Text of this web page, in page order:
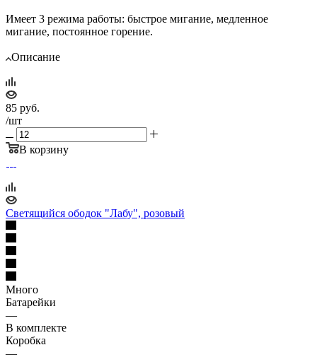
Имеет 3 режима работы: быстрое мигание, медленное
мигание, постоянное горение.
Описание
85 руб.
/шт
В корзину
Светящийся ободок "Лабу", розовый
Много
Батарейки
—
В комплекте
Коробка
—